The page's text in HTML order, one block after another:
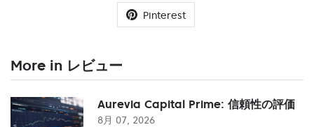
Pinterest
More in レビュー
Aurevia Capital Prime: 信頼性の評価
8月 07, 2026